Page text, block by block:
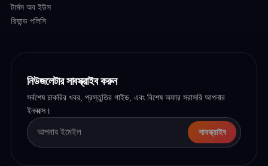
টার্মস অব ইউস
রিফান্ড পলিসি
নিউজলেটার সাবস্ক্রাইব করুন
সর্বশেষ চাকরির খবর, প্রস্তুতির গাইড, এবং বিশেষ অফার সরাসরি আপনার
ইনবক্সে।
সাবস্ক্রাইব